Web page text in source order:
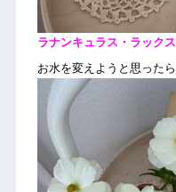
ラナンキュラス・ラックス
お水を変えようと思ったら